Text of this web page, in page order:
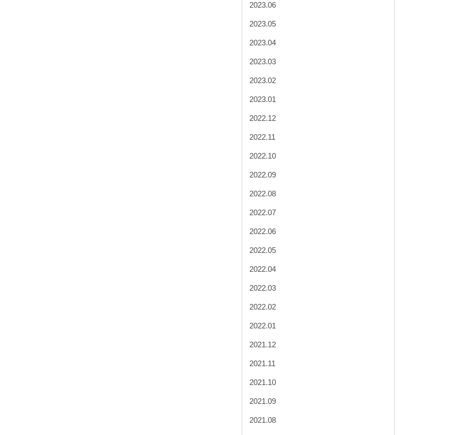
2023.06
2023.05
2023.04
2023.03
2023.02
2023.01
2022.12
2022.11
2022.10
2022.09
2022.08
2022.07
2022.06
2022.05
2022.04
2022.03
2022.02
2022.01
2021.12
2021.11
2021.10
2021.09
2021.08